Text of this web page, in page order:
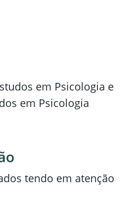
em Psicologia e
em Psicologia
tendo em atenção